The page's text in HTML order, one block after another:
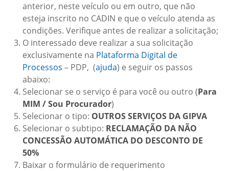
anterior, neste veículo ou em outro, que não
esteja inscrito no CADIN e que o veículo atenda as
condições. Verifique antes de realizar a solicitação;
O interessado deve realizar a sua solicitação
exclusivamente na Plataforma Digital de
Processos – PDP, (ajuda) e seguir os passos
abaixo:
Selecionar se o serviço é para você ou outro (Para
MIM / Sou Procurador)
Selecionar o tipo: OUTROS SERVIÇOS DA GIPVA
Selecionar o subtipo: RECLAMAÇÃO DA NÃO
CONCESSÃO AUTOMÁTICA DO DESCONTO DE
50%
Baixar o formulário de requerimento